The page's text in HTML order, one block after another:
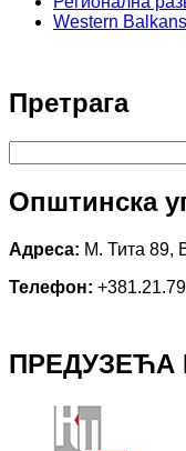
Western
Претрага
Општинска
Адреса: М. Тита 89,
Телефон:
ПРЕДУЗЕЋА